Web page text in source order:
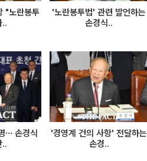
"노란봉투
..
'노란봉투법' 관련 발언하는
손경식..
… 손경식
..
'경영계 건의 사항' 전달하는
손경..